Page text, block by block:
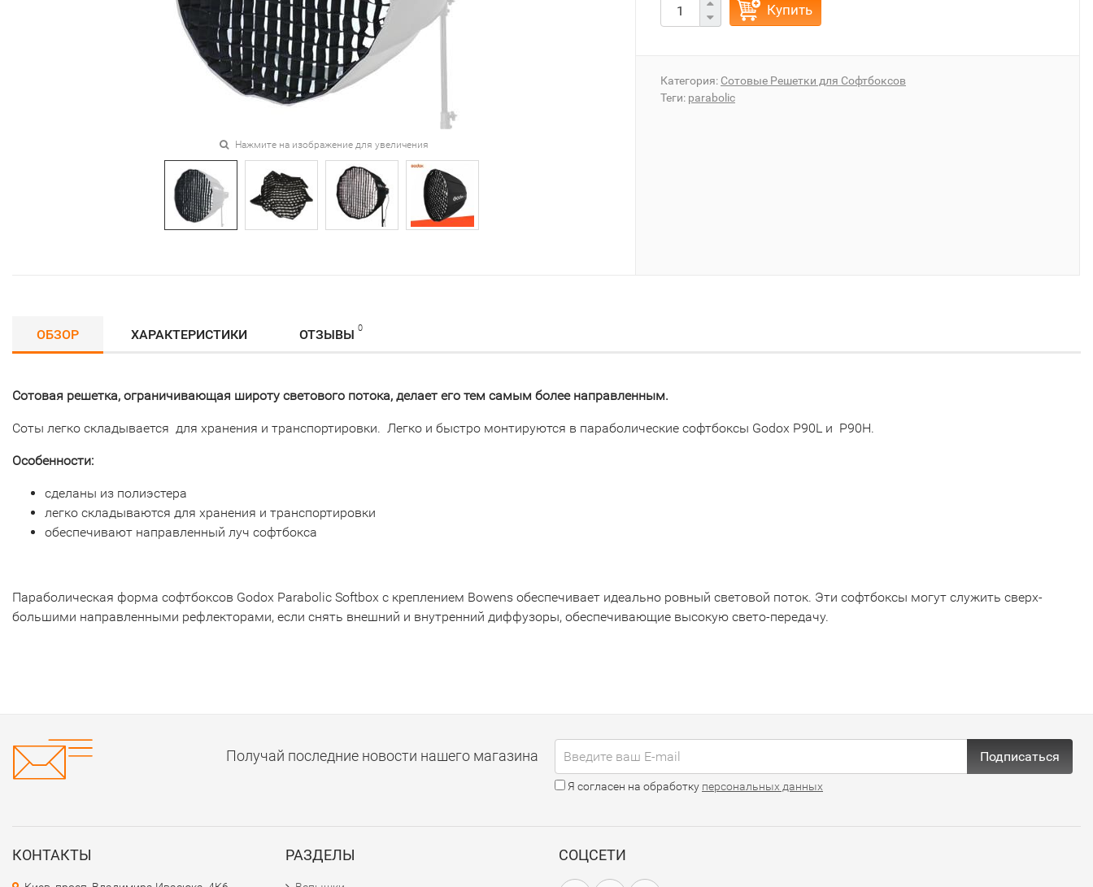
Нажмите на изображение для увеличения
Купить
Категория: Сотовые Решетки для Софтбоксов
Теги: parabolic
ОБЗОР ХАРАКТЕРИСТИКИ ОТЗЫВЫ 0
Cотовая решетка, ограничивающая широту светового потока, делает его тем самым более направленным.
Соты легко складывается для хранения и транспортировки. Легко и быстро монтируются в параболические софтбоксы Godox P90L и P90H.
Особенности:
сделаны из полиэстера
легко складываются для хранения и транспортировки
обеспечивают направленный луч софтбокса
Параболическая форма софтбоксов Godox Parabolic Softbox с креплением Bowens обеспечивает идеально ровный световой поток. Эти софтбоксы могут служить сверх-
большими направленными рефлекторами, если снять внешний и внутренний диффузоры, обеспечивающие высокую свето-передачу.
Получай последние новости нашего магазина Подписаться
Я согласен на обработку персональных данных
КОНТАКТЫ РАЗДЕЛЫ СОЦСЕТИ